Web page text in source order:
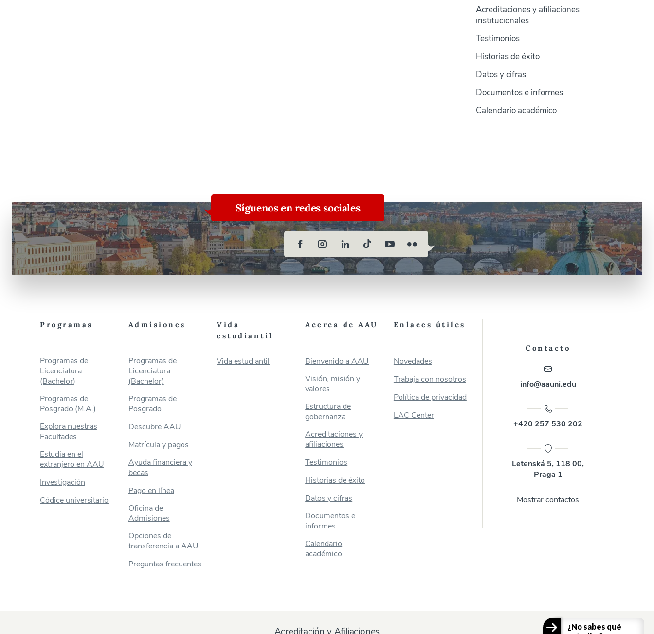
Acreditaciones y afiliaciones
institucionales
Testimonios
Historias de éxito
Datos y cifras
Documentos e informes
Calendario académico
Síguenos en redes sociales
Programas
Programas de
Licenciatura
(Bachelor)
Programas de
Posgrado (M.A.)
Explora nuestras
Facultades
Estudia en el
extranjero en AAU
Investigación
Códice universitario
Admisiones
Programas de
Licenciatura
(Bachelor)
Programas de
Posgrado
Descubre AAU
Matrícula y pagos
Ayuda financiera y
becas
Pago en línea
Oficina de
Admisiones
Opciones de
transferencia a AAU
Preguntas frecuentes
Vida
estudiantil
Vida estudiantil
Acerca de AAU
Bienvenido a AAU
Visión, misión y
valores
Estructura de
gobernanza
Acreditaciones y
afiliaciones
Testimonios
Historias de éxito
Datos y cifras
Documentos e
informes
Calendario
académico
Enlaces útiles
Novedades
Trabaja con nosotros
Política de privacidad
LAC Center
Contacto
info@aauni.edu
+420 257 530 202
Letenská 5, 118 00,
Praga 1
Mostrar contactos
¿No sabes qué